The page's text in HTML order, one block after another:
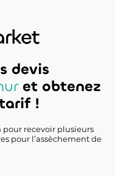
devis
et obtenez
!
pour recevoir plusieurs
pour l’assèchement de